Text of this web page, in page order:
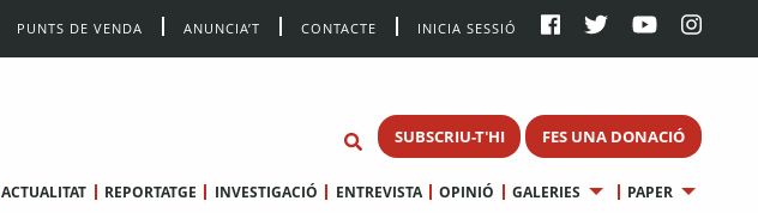
PUNTS DE VENDA ANUNCIA’T CONTACTE INICIA SESSIÓ
SUBSCRIU-T'HI FES UNA DONACIÓ
ACTUALITAT REPORTATGE INVESTIGACIÓ ENTREVISTA OPINIÓ GALERIES PAPER